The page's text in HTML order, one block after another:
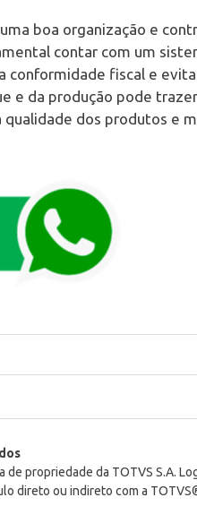
boa organização e
contar com um
conformidade fiscal e
e da produção pode
qualidade dos produtos e
propriedade da TOTVS S.A.
direto ou indireto com a